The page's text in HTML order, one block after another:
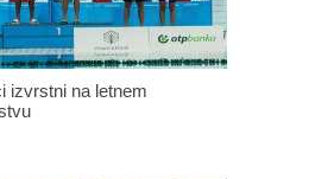
izvrstni na letnem